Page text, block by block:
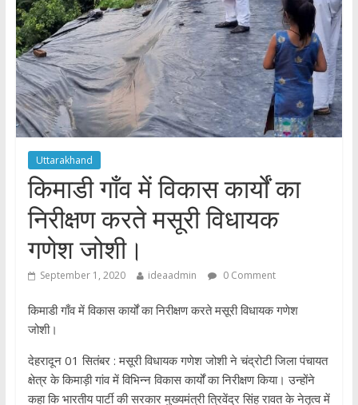
Uttarakhand
किमाडी गाँव में विकास कार्यों का
निरीक्षण करते मसूरी विधायक
गणेश जोशी।
September 1, 2020 ideaadmin 0 Comment
किमाडी गाँव में विकास कार्यों का निरीक्षण करते मसूरी विधायक गणेश
जोशी।
देहरादून 01 सितंबर : मसूरी विधायक गणेश जोशी ने चंद्रोटी जिला पंचायत
क्षेत्र के किमाड़ी गांव में विभिन्न विकास कार्यों का निरीक्षण किया। उन्होंने
कहा कि भारतीय पार्टी की सरकार मुख्यमंत्री त्रिवेंद्र सिंह रावत के नेतृत्व में